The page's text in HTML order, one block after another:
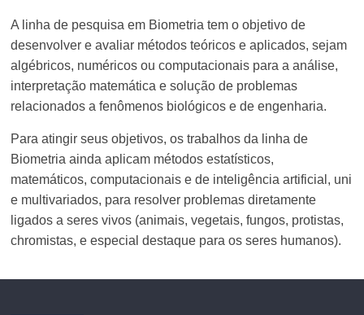
A linha de pesquisa em Biometria tem o objetivo de
desenvolver e avaliar métodos teóricos e aplicados, sejam
algébricos, numéricos ou computacionais para a análise,
interpretação matemática e solução de problemas
relacionados a fenômenos biológicos e de engenharia.
Para atingir seus objetivos, os trabalhos da linha de
Biometria ainda aplicam métodos estatísticos,
matemáticos, computacionais e de inteligência artificial, uni
e multivariados, para resolver problemas diretamente
ligados a seres vivos (animais, vegetais, fungos, protistas,
chromistas, e especial destaque para os seres humanos).